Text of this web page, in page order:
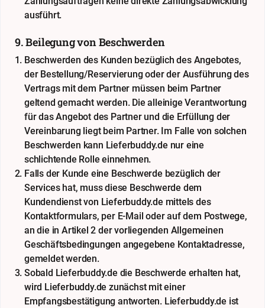
ausführt.
9. Beilegung von Beschwerden
Beschwerden des Kunden bezüglich des Angebotes,
der Bestellung/Reservierung oder der Ausführung des
Vertrags mit dem Partner müssen beim Partner
geltend gemacht werden. Die alleinige Verantwortung
für das Angebot des Partner und die Erfüllung der
Vereinbarung liegt beim Partner. Im Falle von solchen
Beschwerden kann Lieferbuddy.de nur eine
schlichtende Rolle einnehmen.
Falls der Kunde eine Beschwerde bezüglich der
Services hat, muss diese Beschwerde dem
Kundendienst von Lieferbuddy.de mittels des
Kontaktformulars, per E-Mail oder auf dem Postwege,
an die in Artikel 2 der vorliegenden Allgemeinen
Geschäftsbedingungen angegebene Kontaktadresse,
gemeldet werden.
Sobald Lieferbuddy.de die Beschwerde erhalten hat,
wird Lieferbuddy.de zunächst mit einer
Empfangsbestätigung antworten. Lieferbuddy.de ist